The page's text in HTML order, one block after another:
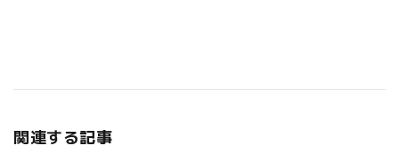
関連する記事